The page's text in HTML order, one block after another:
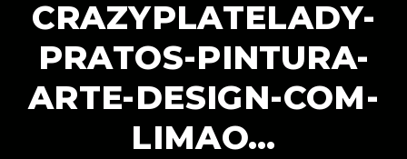
CRAZYPLATELADY-
PRATOS-PINTURA-
ARTE-DESIGN-COM-
LIMAO…